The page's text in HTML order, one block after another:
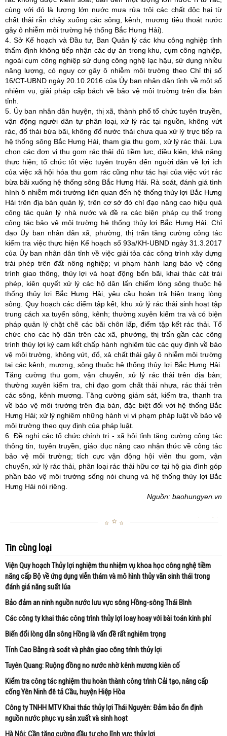
cùng với đó là lượng lớn nước mưa rửa trôi các chất độc hại từ
chất thải rắn chảy xuống các sông, kênh, mương tiêu thoát nước
gây ô nhiễm môi trường hệ thống Bắc Hưng Hải).
4. Sở Kế hoạch và Đầu tư, Ban Quản lý các khu công nghiệp tỉnh
thẩm định không tiếp nhận các dự án trong khu, cụm công nghiệp,
ngoài cụm công nghiệp sử dụng công nghệ lạc hậu, sử dụng nhiều
năng lượng, có nguy cơ gây ô nhiễm môi trường theo Chỉ thị số
16/CT-UBND ngày 20.10.2016 của Ủy ban nhân dân tỉnh về một số
nhiệm vụ, giải pháp cấp bách về bảo vệ môi trường trên địa bàn
tỉnh.
5. Ủy ban nhân dân huyện, thị xã, thành phố tổ chức tuyên truyền,
vận động người dân tự phân loại, xử lý rác tại nguồn, không vứt
rác, đổ thải bừa bãi, không đổ nước thải chưa qua xử lý trực tiếp ra
hệ thống sông Bắc Hưng Hải, tham gia thu gom, xử lý rác thải. Lựa
chọn các đơn vị thu gom rác thải đủ tiềm lực, điều kiện, khả năng
thực hiện; tổ chức tốt việc tuyên truyền đến người dân về lợi ích
của việc xã hội hóa thu gom rác cũng như tác hại của việc vứt rác
bừa bãi xuống hệ thống sông Bắc Hưng Hải. Rà soát, đánh giá tình
hình ô nhiễm môi trường liên quan đến hệ thống thủy lợi Bắc Hưng
Hải trên địa bàn quản lý, trên cơ sở đó chỉ đạo nâng cao hiệu quả
công tác quản lý nhà nước và đề ra các biện pháp cụ thể trong
công tác bảo vệ môi trường hệ thống thủy lợi Bắc Hưng Hải. Chỉ
đạo Ủy ban nhân dân xã, phường, thị trấn tăng cường công tác
kiểm tra việc thực hiện Kế hoạch số 93a/KH-UBND ngày 31.3.2017
của Ủy ban nhân dân tỉnh về việc giải tỏa các công trình xây dựng
trái phép trên đất nông nghiệp; vi phạm hành lang bảo vệ công
trình giao thông, thủy lợi và hoạt động bến bãi, khai thác cát trái
phép, kiên quyết xử lý các hộ dân lấn chiếm lòng sông thuộc hệ
thống thủy lợi Bắc Hưng Hải, yêu cầu hoàn trả hiện trạng lòng
sông. Quy hoạch các điểm tập kết, khu xử lý rác thải sinh hoạt tập
trung cách xa tuyến sông, kênh; thường xuyên kiểm tra và có biện
pháp quản lý chặt chẽ các bãi chôn lấp, điểm tập kết rác thải. Tổ
chức cho các hộ dân trên các xã, phường, thị trấn gần các công
trình thủy lợi ký cam kết chấp hành nghiêm túc các quy định về bảo
vệ môi trường, không vứt, đổ, xả chất thải gây ô nhiễm môi trường
tại các kênh, mương, sông thuộc hệ thống thủy lợi Bắc Hưng Hải.
Tăng cường thu gom, vận chuyển, xử lý rác thải trên địa bàn;
thường xuyên kiểm tra, chỉ đạo gom chất thải nhựa, rác thải trên
các sông, kênh mương. Tăng cường giám sát, kiểm tra, thanh tra
về bảo vệ môi trường trên địa bàn, đặc biệt đối với hệ thống Bắc
Hưng Hải; xử lý nghiêm những hành vi vi phạm pháp luật về bảo vệ
môi trường theo quy định của pháp luật.
6. Đề nghị các tổ chức chính trị - xã hội tỉnh tăng cường công tác
thông tin, tuyên truyền, giáo dục nâng cao nhận thức về công tác
bảo vệ môi trường; tích cực vận động hội viên thu gom, vận
chuyển, xử lý rác thải, phân loại rác thải hữu cơ tại hộ gia đình góp
phần bảo vệ môi trường sống nói chung và hệ thống thủy lợi Bắc
Hưng Hải nói riêng.
Nguồn: baohungyen.vn
Tin cùng loại
Viện Quy hoạch Thủy lợi nghiệm thu nhiệm vụ khoa học công nghệ tiềm
năng cấp Bộ về ứng dụng viễn thám và mô hình thủy văn sinh thái trong
đánh giá năng suất lúa
Bảo đảm an ninh nguồn nước lưu vực sông Hồng-sông Thái Bình
Các công ty khai thác công trình thủy lợi loay hoay với bài toán kinh phí
Biến đổi lòng dẫn sông Hồng là vấn đề rất nghiêm trọng
Tỉnh Cao Bằng rà soát và phân giao công trình thủy lợi
Tuyên Quang: Ruộng đồng no nước nhờ kênh mương kiên cố
Kiểm tra công tác nghiệm thu hoàn thành công trình Cải tạo, nâng cấp
cống Yên Ninh đê tả Cầu, huyện Hiệp Hòa
Công ty TNHH MTV Khai thác thủy lợi Thái Nguyên: Đảm bảo ổn định
nguồn nước phục vụ sản xuất và sinh hoạt